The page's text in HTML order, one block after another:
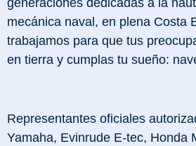
generaciones dedicadas a la
mecánica naval, en plena Costa
trabajamos para que tus
en tierra y cumplas tu sueño:
Representantes oficiales
Yamaha, Evinrude E-tec, Honda